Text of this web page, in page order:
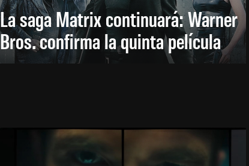
La saga Matrix continuará: Warner
Bros. confirma la quinta película